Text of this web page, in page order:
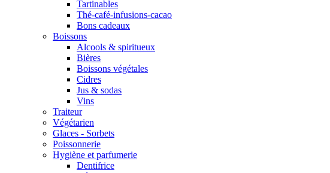
Tartinables
Thé-café-infusions-cacao
Bons cadeaux
Boissons
Alcools & spiritueux
Bières
Boissons végétales
Cidres
Jus & sodas
Vins
Traiteur
Végétarien
Glaces - Sorbets
Poissonnerie
Hygiène et parfumerie
Dentifrice